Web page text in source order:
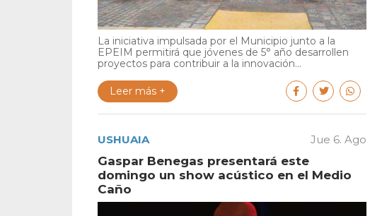
La iniciativa impulsada por el Municipio junto a la
EPEIM permitirá que jóvenes de 5° año desarrollen
proyectos para contribuir a la innovación...
Leer más +
USHUAIA Jue 6. Ago
Gaspar Benegas presentará este
domingo un show acústico en el Medio
Caño